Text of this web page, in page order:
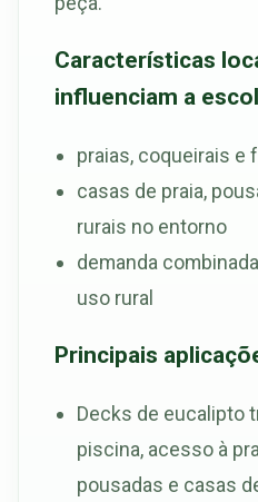
Características
influenciam a
praias, coqueirais e
casas de praia,
rurais no entorno
demanda
uso rural
Principais
Decks de eucalipto
piscina, acesso à
pousadas e casas